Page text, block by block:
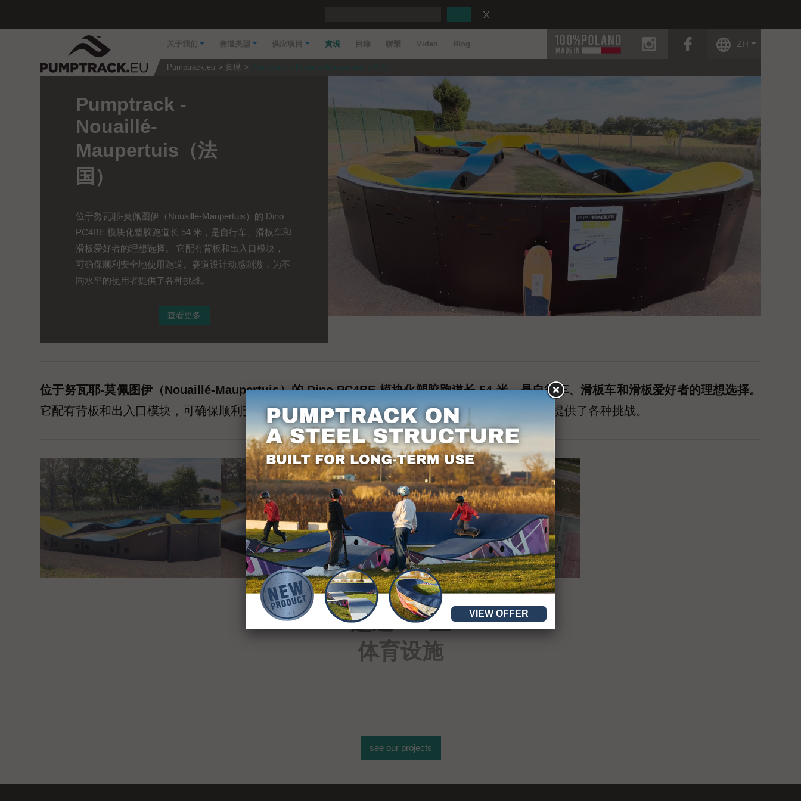
关于我们 赛道类型 供应项目 實現 目錄 聯繫 Video Blog
instagram
ZH
Pumptrack.eu 實現 Pumptrack - Nouaillé-Maupertuis（法国）
Pumptrack -
Nouaillé-
Maupertuis（法
国）
位于努瓦耶-莫佩图伊（Nouaillé-Maupertuis）的 Dino
PC4BE 模块化塑胶跑道长 54 米，是自行车、滑板车和
滑板爱好者的理想选择。 它配有背板和出入口模块，
可确保顺利安全地使用跑道。赛道设计动感刺激，为不
同水平的使用者提供了各种挑战。
查看更多
位于努瓦耶-莫佩图伊（Nouaillé-Maupertuis）的 Dino PC4BE 模块化塑胶跑道长 54 米，是自行车、滑板车和滑板爱好者的理想选择。
它配有背板和出入口模块，可确保顺利安全地使用跑道。赛道设计动感刺激，为不同水平的使用者提供了各种挑战。
超过400座
体育设施
see our projects
VIEW OFFER